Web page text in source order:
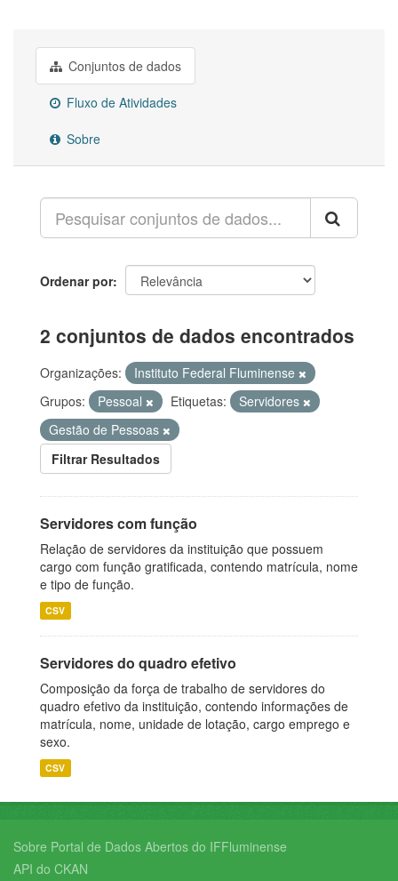
Conjuntos de dados
Fluxo de Atividades
Sobre
Ordenar por
2 conjuntos de dados encontrados
Organizações:
Instituto Federal Fluminense
Grupos:
Pessoal Etiquetas:
Servidores
Gestão de Pessoas
Filtrar Resultados
Servidores com função
Relação de servidores da instituição que possuem
cargo com função gratificada, contendo matrícula, nome
e tipo de função.
CSV
Servidores do quadro efetivo
Composição da força de trabalho de servidores do
quadro efetivo da instituição, contendo informações de
matrícula, nome, unidade de lotação, cargo emprego e
sexo.
CSV
Sobre Portal de Dados Abertos do IFFluminense
API do CKAN